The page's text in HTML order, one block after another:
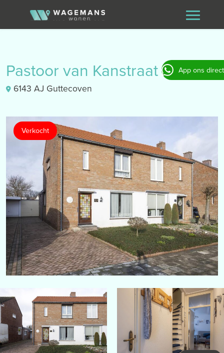
App ons direct
Pastoor van Kanstraat 30
6143 AJ Guttecoven
Verkocht